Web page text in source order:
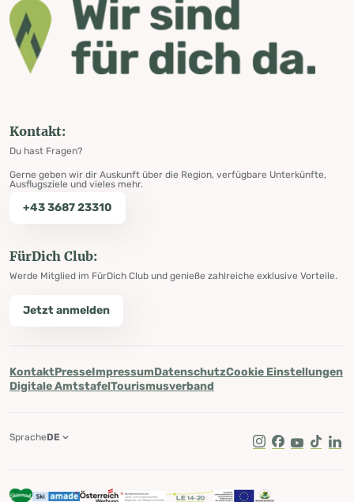
Kontakt:
Du hast Fragen?
Gerne geben wir dir Auskunft über die Region, verfügbare Unterkünfte,
Ausflugsziele und vieles mehr.
+43 3687 23310
FürDich Club:
Werde Mitglied im FürDich Club und genieße zahlreiche exklusive Vorteile.
Jetzt anmelden
KontaktPresseImpressumDatenschutzCookie Einstellungen
Digitale AmtstafelTourismusverband
Instagram
Facebook
Youtube
Tik Tok
SpracheDE